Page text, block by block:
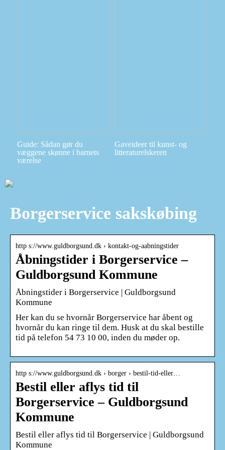
Guide: Sådan gør du
væggene skønne i barnets
værelse
Gaveideer til kunst- og
litteraturelskeren
Borgerservice sakskøbing
http s://www.guldborgsund.dk › kontakt-og-aabningstider
Åbningstider i Borgerservice –
Guldborgsund Kommune
Åbningstider i Borgerservice | Guldborgsund
Kommune
Her kan du se hvornår Borgerservice har åbent og
hvornår du kan ringe til dem. Husk at du skal bestille
tid på telefon 54 73 10 00, inden du møder op.
http s://www.guldborgsund.dk › borger › bestil-tid-eller…
Bestil eller aflys tid til
Borgerservice – Guldborgsund
Kommune
Bestil eller aflys tid til Borgerservice | Guldborgsund
Kommune